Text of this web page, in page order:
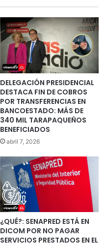
DELEGACIÓN PRESIDENCIAL
DESTACA FIN DE COBROS
POR TRANSFERENCIAS EN
BANCOESTADO: MÁS DE
340 MIL TARAPAQUEÑOS
BENEFICIADOS
abril 7, 2026
¿QUÉ?: SENAPRED ESTÁ EN
DICOM POR NO PAGAR
SERVICIOS PRESTADOS EN EL